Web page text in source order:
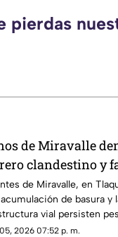
pierdas
de Miravalle
clandestino y
vial en la
de Miravalle, en
de basura y
vial persisten
2026 07:52 p. m.